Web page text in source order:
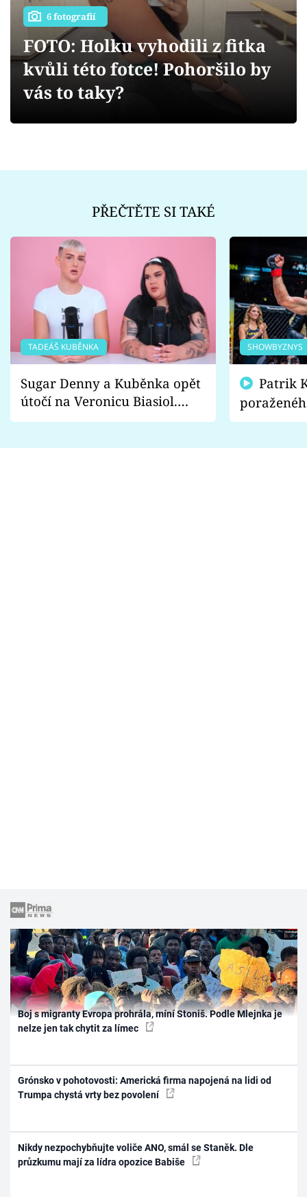
Videa
Sledujte prima+
6 fotografií
FOTO: Holku vyhodili z fitka
kvůli této fotce! Pohoršilo by
vás to taky?
PŘEČTĚTE SI TAKÉ
TADEÁŠ KUBĚNKA
Sugar Denny a Kuběnka opět
útočí na Veronicu Biasiol.
Proč je podle nich falešná a
SHOWBYZNYS
fanoušci
Boj s migranty Evropa prohrála, míní Stoniš. Podle Mlejnka je
nelze jen tak chytit za límec
Grónsko v pohotovosti: Americká firma napojená na lidi od
Trumpa chystá vrty bez povolení
Nikdy nezpochybňujte voliče ANO, smál se Staněk. Dle
průzkumu mají za lídra opozice Babiše